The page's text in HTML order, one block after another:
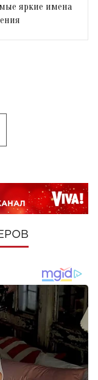
яркие имена